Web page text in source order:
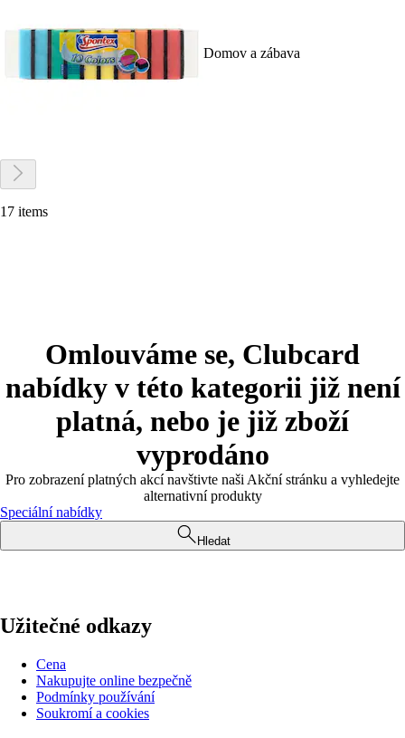
Domov a zábava
17 items
Omlouváme se, Clubcard
nabídky v této kategorii již není
platná, nebo je již zboží
vyprodáno
Pro zobrazení platných akcí navštivte naši Akční stránku a vyhledejte
alternativní produkty
Speciální nabídky
Hledat
Užitečné odkazy
Cena
Nakupujte online bezpečně
Podmínky používání
Soukromí a cookies